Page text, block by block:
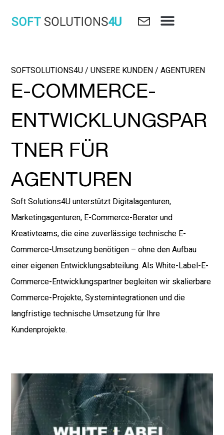
Menu
SOFTSOLUTIONS4U / UNSERE KUNDEN / AGENTUREN
E-COMMERCE-
ENTWICKLUNGSPAR
TNER FÜR
AGENTUREN
Soft Solutions4U unterstützt Digitalagenturen,
Marketingagenturen, E-Commerce-Berater und
Kreativteams, die eine zuverlässige technische E-
Commerce-Umsetzung benötigen – ohne den Aufbau
einer eigenen Entwicklungsabteilung. Als White-Label-E-
Commerce-Entwicklungspartner begleiten wir skalierbare
Commerce-Projekte, Systemintegrationen und die
langfristige technische Umsetzung für Ihre
Kundenprojekte.